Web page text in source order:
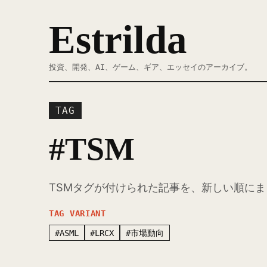
Estrilda
投資、開発、AI、ゲーム、ギア、エッセイのアーカイブ。
TAG
#TSM
TSMタグが付けられた記事を、新しい順にま
TAG VARIANT
#ASML #LRCX #市場動向